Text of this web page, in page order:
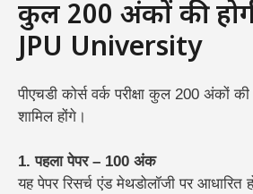
कुल 200 अंकों की होगी
JPU University
पीएचडी कोर्स वर्क परीक्षा कुल 200 अंकों
शामिल होंगे।
1. पहला पेपर – 100 अंक
यह पेपर रिसर्च एंड मेथडोलॉजी पर आधारित